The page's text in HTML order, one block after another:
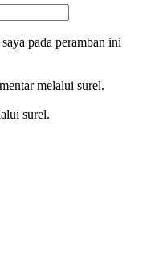
pada peramban ini
melalui surel.
surel.